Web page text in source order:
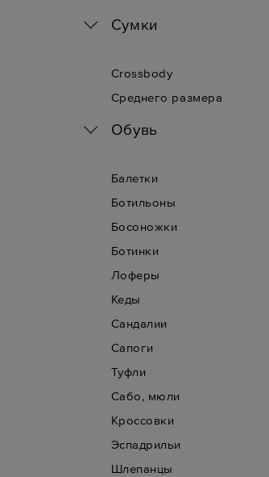
Сумки
Crossbody
Среднего размера
Обувь
Балетки
Ботильоны
Босоножки
Ботинки
Лоферы
Кеды
Сандалии
Сапоги
Туфли
Сабо, мюли
Кроссовки
Эспадрильи
Шлепанцы